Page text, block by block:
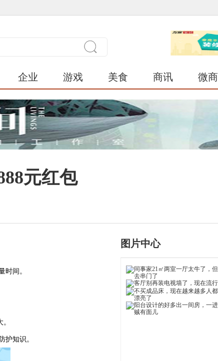
企业 游戏 美食 商讯 微商
元红包
时间。
护知识。
图片中心